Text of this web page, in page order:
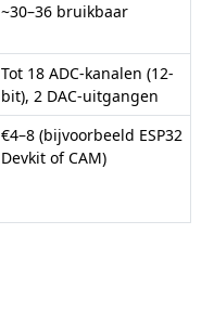
~30–36 bruikbaar
Tot 18 ADC-kanalen (12-
bit), 2 DAC-uitgangen
€4–8 (bijvoorbeeld ESP32
Devkit of CAM)